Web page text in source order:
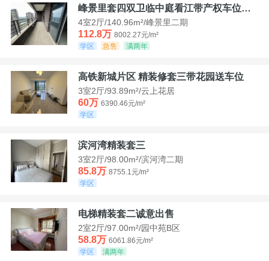
峰景里套四双卫临中庭看江带产权车位诚售
4室2厅/140.96m²/峰景里二期
112.8万 8002.27元/m²
学区
急售 满两年
高铁新城片区 精装修套三带花园送车位
3室2厅/93.89m²/云上花居
60万 6390.46元/m²
学区
滨河湾精装套三
3室2厅/98.00m²/滨河湾二期
85.8万 8755.1元/m²
学区
电梯精装套二诚意出售
2室2厅/97.00m²/园中苑B区
58.8万 6061.86元/m²
学区
满两年